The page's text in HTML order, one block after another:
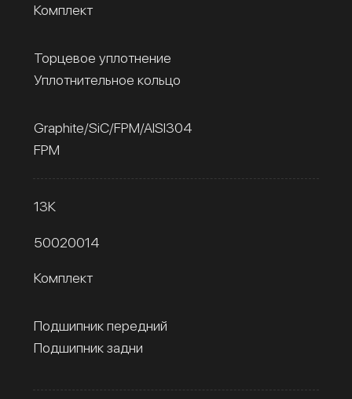
Комплект
Торцевое уплотнение
Уплотнительное кольцо
Graphite/SiC/FPM/AISI304
FPM
13К
50020014
Комплект
Подшипник передний
Подшипник задни